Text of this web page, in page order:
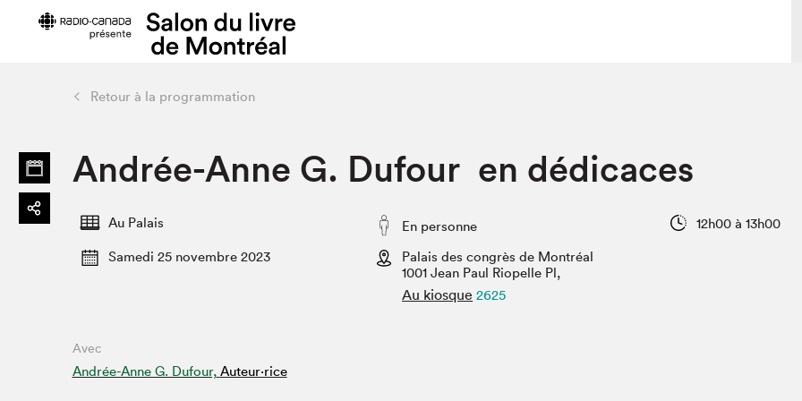
Horaires et tarifs
Se rendre au Salon
Restauration
Programmation
SLM PRO
Liste des exposant·e·s
Liste des auteur·rice·s
Programmation dans la ville
Vidéos et balados
Projets partenaires
Retour à la programmation
Andrée-Anne G. Dufour en dédicaces
Au Palais En personne
12h00 à 13h00
Samedi 25 novembre 2023
Palais des congrès de Montréal
1001 Jean Paul Riopelle Pl,
Au kiosque 2625
Avec
Andrée-Anne G. Dufour, Auteur·rice